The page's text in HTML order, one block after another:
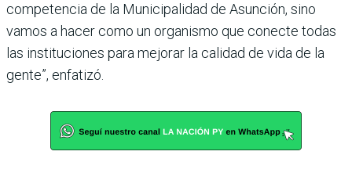
competencia de la Municipalidad de Asunción, sino
vamos a hacer como un organismo que conecte todas
las instituciones para mejorar la calidad de vida de la
gente”, enfatizó.